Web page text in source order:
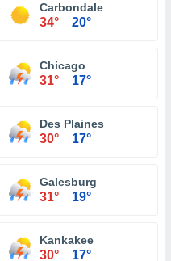
Carbondale
34° 20°
Chicago
31° 17°
Des Plaines
30° 17°
Galesburg
31° 19°
Kankakee
30° 17°